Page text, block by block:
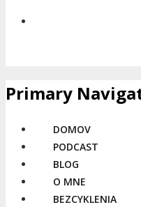
Primary
DOMOV
PODCAST
BLOG
O MNE
BEZCYKLENIA